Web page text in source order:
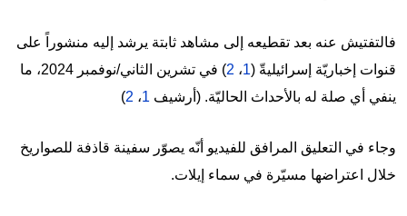
فالتفتيش عنه بعد تقطيعه إلى مشاهد ثابتة يرشد إليه منشوراً على
قنوات إخباريّة إسرائيليةّ (1، 2
) في تشرين الثاني/نوفمبر 2024، ما
ينفي أي صلة له بالأحداث الحاليّة. (أرشيف 1، 2
)
وجاء في التعليق المرافق للفيديو أنّه يصوّر سفينة قاذفة للصواريخ
خلال اعتراضها مسيّرة في سماء إيلات.